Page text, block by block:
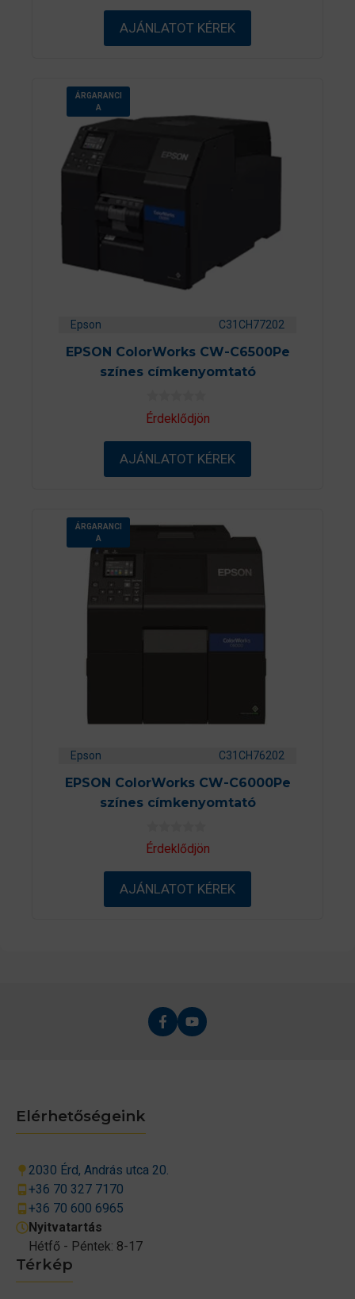
-
ő
AJÁNLATOT KÉREK
ÁRGARANCI
A
Epson C31CH77202
EPSON ColorWorks CW-C6500Pe
színes címkenyomtató
0
a
-
ő
Érdeklődjön
AJÁNLATOT KÉREK
ÁRGARANCI
A
Epson C31CH76202
EPSON ColorWorks CW-C6000Pe
színes címkenyomtató
0
a
-
ő
Érdeklődjön
AJÁNLATOT KÉREK
Térkép
Elérhetőségeink
2030 Érd, András utca 20.
+36 70 327 7170
+36 70 600 6965
Nyitvatartás
Hétfő - Péntek: 8-17